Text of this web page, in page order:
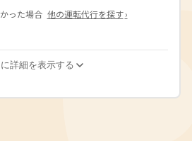
った場合 他の運転代行を探す ›
詳細を表示する